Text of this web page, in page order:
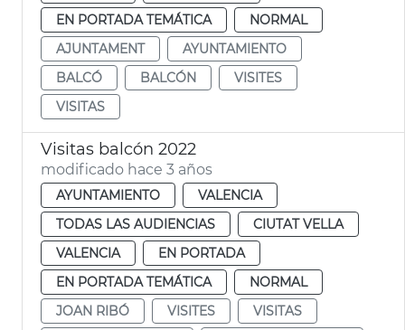
EN PORTADA TEMÁTICA
NORMAL
AJUNTAMENT
AYUNTAMIENTO
BALCÓ
BALCÓN
VISITES
VISITAS
Visitas balcón 2022
modificado hace 3 años
AYUNTAMIENTO
VALENCIA
TODAS LAS AUDIENCIAS
CIUTAT VELLA
VALENCIA
EN PORTADA
EN PORTADA TEMÁTICA
NORMAL
JOAN RIBÓ
VISITES
VISITAS